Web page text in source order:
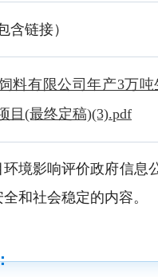
含链接）
料有限公司年产3万
目(最终定稿)(3).pdf
境影响评价政府信息
和社会稳定的内容。